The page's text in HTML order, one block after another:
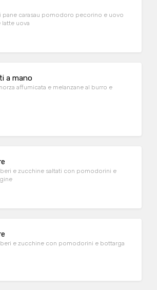
pane carasau pomodoro pecorino e uovo
latte uova
a mano
affumicata e melanzane al burro e
e zucchine saltati con pomodorini e
e zucchine con pomodorini e bottarga